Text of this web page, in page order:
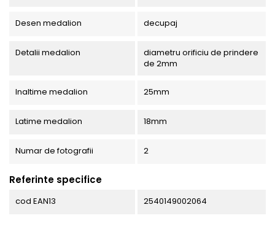
Desen medalion decupaj
Detalii medalion
diametru orificiu de prindere
de 2mm
Inaltime medalion 25mm
Latime medalion 18mm
Numar de fotografii 2
Referinte specifice
cod EAN13 2540149002064